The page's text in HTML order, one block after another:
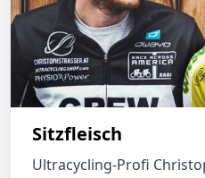
Sitzfleisch
Ultracycling-Profi